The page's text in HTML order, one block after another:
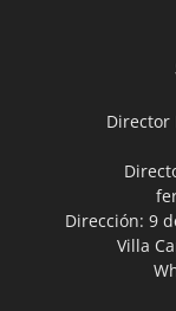
Director
Dirección: 9
Villa